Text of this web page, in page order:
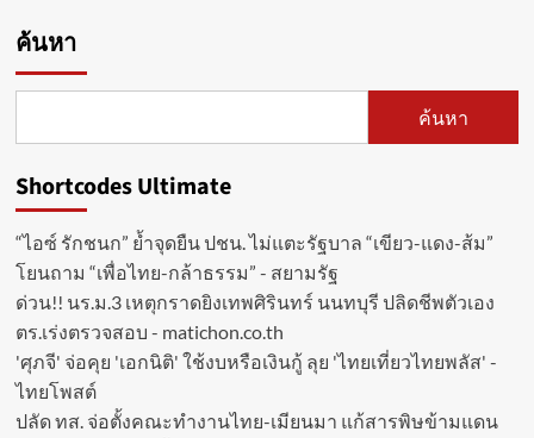
ค้นหา
ค้นหา
Shortcodes Ultimate
“ไอซ์ รักชนก” ย้ำจุดยืน ปชน. ไม่แตะรัฐบาล “เขียว-แดง-ส้ม”
โยนถาม “เพื่อไทย-กล้าธรรม” - สยามรัฐ
ด่วน!! นร.ม.3 เหตุกราดยิงเทพศิรินทร์ นนทบุรี ปลิดชีพตัวเอง
ตร.เร่งตรวจสอบ - matichon.co.th
'ศุภจี' จ่อคุย 'เอกนิติ' ใช้งบหรือเงินกู้ ลุย 'ไทยเที่ยวไทยพลัส' -
ไทยโพสต์
ปลัด ทส. จ่อตั้งคณะทำงานไทย-เมียนมา แก้สารพิษข้ามแดน